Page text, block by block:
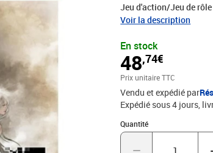
Jeu d'action/Jeu de
Voir la description
En stock
48,74€
Prix unitaire TTC
Vendu et expédié par
Expédié sous 4 jours
Quantité
Quantité : 1